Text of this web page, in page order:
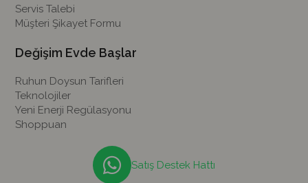
Servis Talebi
Müşteri Şikayet Formu
Değişim Evde Başlar
Ruhun Doysun Tarifleri
Teknolojiler
Yeni Enerji Regülasyonu
Shoppuan
Satış Destek Hattı